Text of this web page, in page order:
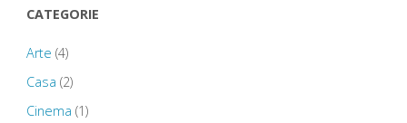
CATEGORIE
Arte (4)
Casa (2)
Cinema (1)